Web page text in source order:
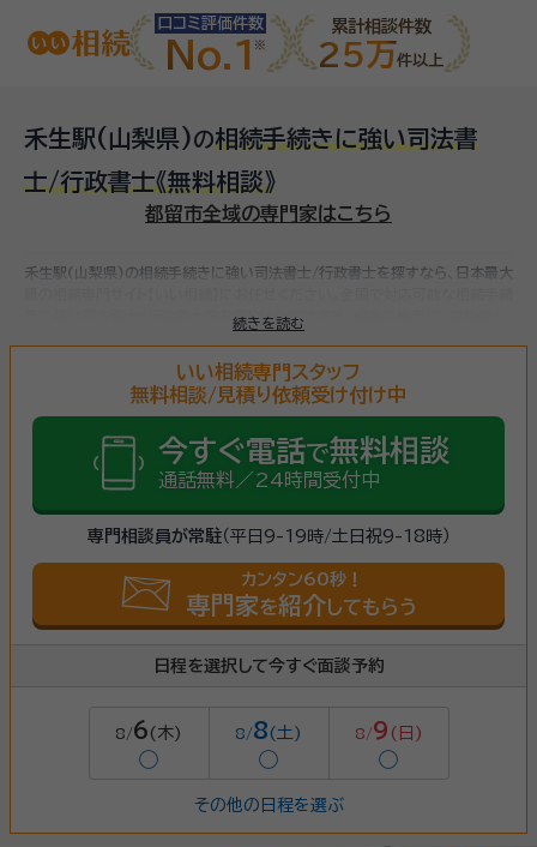
口コミ評価件数
No.1
累計相談件数
25万件以上
禾生駅(山梨県)の相続手続きに強い司法書
士/行政書士《無料相談》
都留市全域の専門家はこちら
続きを読む
禾生駅(山梨県)の相続手続きに強い司法書士/行政書士を探すなら、日本最大
きに強い司法書士/行政書士をお探しいただけます。
財産が基礎控除額を超えていた場合）など多岐に渡るため、相続手続きに強い
まずは相談しましょう。
いい相続専門スタッフ
無料相談/見積り依頼受け付け中
今すぐ電話で無料相談
通話無料／24時間受付中
専門相談員が常駐（平日9-19時/土日祝9-18時）
カンタン60秒！
専門家を紹介 してもらう
日程を選択して今すぐ面談予約
8/6 (木)
◯
8/8(土)
◯
8/9 (日)
◯
その他の日程を選ぶ